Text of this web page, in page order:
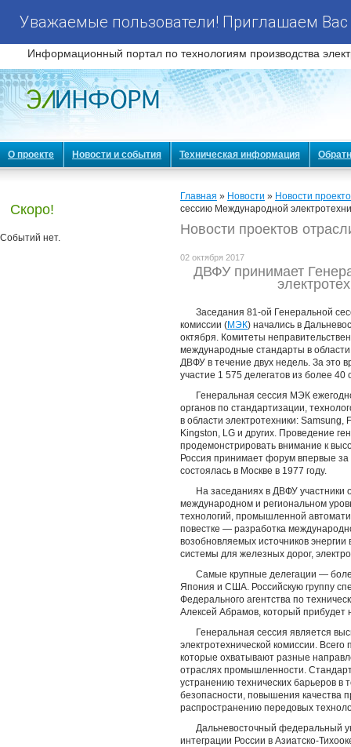
Уважаемые пользователи! Приглашаем
Информационный портал по технологиям производства
О проекте Новости и события Техническая информация
Скоро!
Событий нет.
Главная » Новости » Новости
сессию Международной
Новости проектов
02 октября 2017
ДВФУ принимает
Заседания 81-ой Генеральной
комиссии (МЭК) начались в
октября. Комитеты
международные стандарты в области
ДВФУ в течение двух недель. За это
участие 1 575 делегатов из более 40
Генеральная сессия МЭК
органов по стандартизации,
в области электротехники:
Kingston, LG и других. Проведение
продемонстрировать внимание к
Россия принимает форум впервые
состоялась в Москве в 1977 году.
На заседаниях в ДВФУ участники
международном и региональном
технологий, промышленной
повестке — разработка
возобновляемых источников
системы для железных дорог,
Самые крупные делегации —
Япония и США. Российскую группу
Федерального агентства по
Алексей Абрамов, который прибудет
Генеральная сессия является
электротехнической комиссии.
которые охватывают разные
отраслях промышленности.
устранению технических барьеров в
безопасности, повышения качества
распространению передовых
Дальневосточный федеральный
интеграции России в Азиатско-